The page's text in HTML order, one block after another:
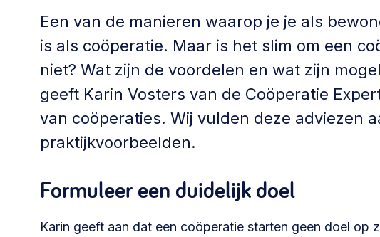
betaalde krachten >
Buurtbewoners verbinden
Community building en ABCD,
welkomstcultuur >
Voorbereiden op crisis, noodsteunpunten,
ontmoetingsplekken >
Een van de manieren waarop je je als
is als coöperatie. Maar is het slim om een
niet? Wat zijn de voordelen en wat zijn
geeft Karin Vosters van de Coöperatie
van coöperaties. Wij vulden deze adviezen
praktijkvoorbeelden.
Formuleer een duidelijk doel
Karin geeft aan dat een coöperatie starten geen doel op